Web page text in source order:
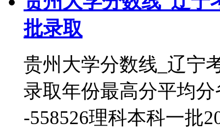
批录取
贵州大学分数线_辽宁
录取年份最高分平均
-558526理科本科一批